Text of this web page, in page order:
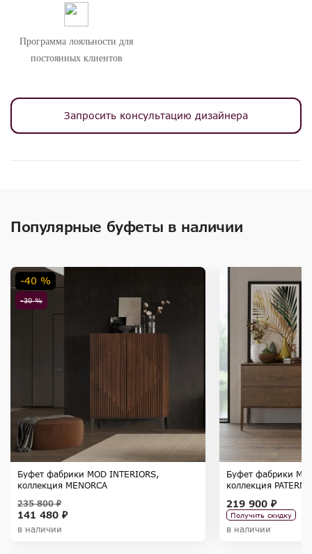
Программа лояльности для
постоянных клиентов
Запросить консультацию дизайнера
Популярные буфеты в наличии
-30 %
-40 %
Буфет фабрики MOD INTERIORS,
коллекция MENORCA
141 480 ₽
235 800 ₽
в наличии
Буфет фабрики
коллекция PATERNA
219 900 ₽
Получить скидку
в наличии